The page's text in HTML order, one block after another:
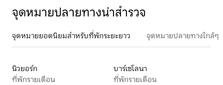
จุดหมายปลายทางน่าสำรวจ
จุดหมายยอดนิยมสำหรับที่พักระยะยาว จุดหมายปลายทางใกล้ๆ
นิวยอร์ก
ที่พักรายเดือน
บาร์เซโลนา
ที่พักรายเดือน